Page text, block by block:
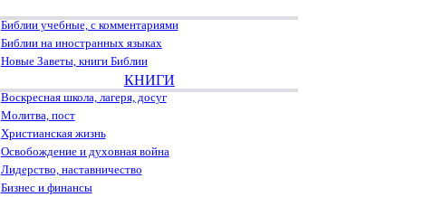
Библии учебные, с комментариями
Библии на иностранных языках
Новые Заветы, книги Библии
КНИГИ
Воскресная школа, лагеря, досуг
Молитва, пост
Христианская жизнь
Освобождение и духовная война
Лидерство, наставничество
Бизнес и финансы